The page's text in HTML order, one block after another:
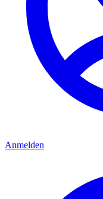
Anmelden